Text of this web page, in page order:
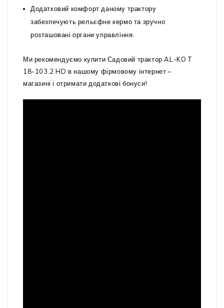
Додатковий комфорт даному трактору
забезпечують рельєфне кермо та зручно
розташовані органи управління.
Ми рекомендуємо купити Садовий трактор AL-KO T
18-103.2 HD в нашому фірмовому інтернет –
магазині і отримати додаткові бонуси!